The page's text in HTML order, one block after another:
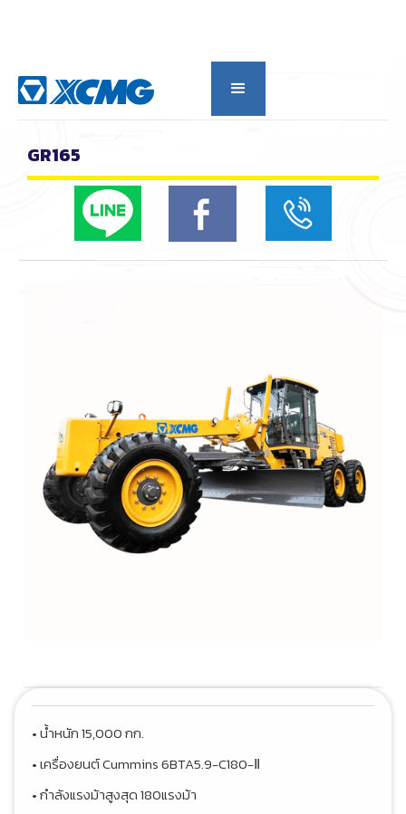
GR165
• น้ำหนัก 15,000 กก.
• เครื่องยนต์ Cummins 6BTA5.9-C180-Ⅱ
• กำลังแรงม้าสูงสุด 180แรงม้า